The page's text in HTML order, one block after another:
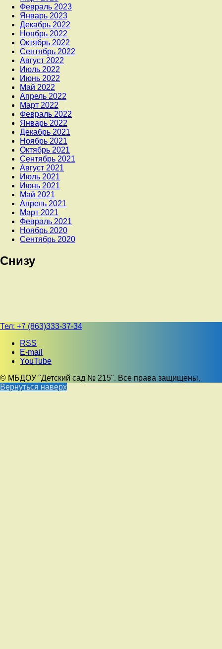
Февраль 2023
Январь 2023
Декабрь 2022
Ноябрь 2022
Октябрь 2022
Сентябрь 2022
Август 2022
Июль 2022
Июнь 2022
Май 2022
Апрель 2022
Март 2022
Февраль 2022
Январь 2022
Декабрь 2021
Ноябрь 2021
Октябрь 2021
Сентябрь 2021
Август 2021
Июль 2021
Июнь 2021
Май 2021
Апрель 2021
Март 2021
Февраль 2021
Ноябрь 2020
Сентябрь 2020
Снизу
Тел: +7 (863)333-37-34
RSS
E-mail
YouTube
© МБДОУ "Детский сад № 215". Все права защищены.
Вернуться наверх